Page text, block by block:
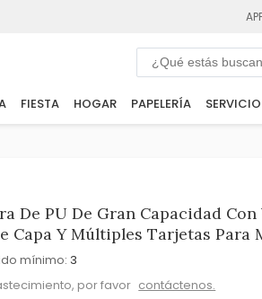
FIESTA HOGAR PAPELERÍA
De PU De Gran Capacidad
Capa Y Múltiples Tarjetas Para
mínimo: 3
por favor contáctenos.